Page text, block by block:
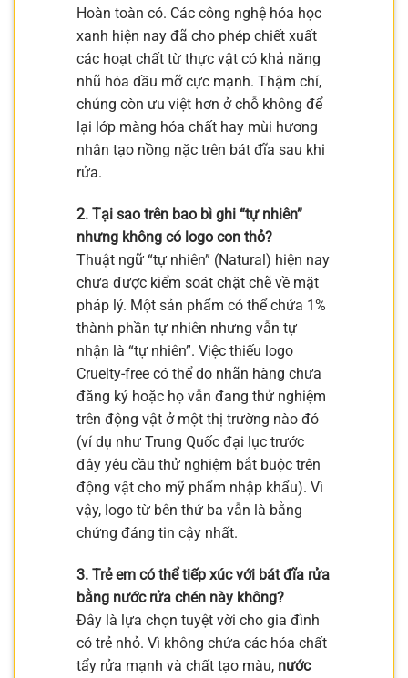
Hoàn toàn có. Các công nghệ hóa học
xanh hiện nay đã cho phép chiết xuất
các hoạt chất từ thực vật có khả năng
nhũ hóa dầu mỡ cực mạnh. Thậm chí,
chúng còn ưu việt hơn ở chỗ không để
lại lớp màng hóa chất hay mùi hương
nhân tạo nồng nặc trên bát đĩa sau khi
rửa.
2. Tại sao trên bao bì ghi “tự nhiên”
nhưng không có logo con thỏ?
Thuật ngữ “tự nhiên” (Natural) hiện nay
chưa được kiểm soát chặt chẽ về mặt
pháp lý. Một sản phẩm có thể chứa 1%
thành phần tự nhiên nhưng vẫn tự
nhận là “tự nhiên”. Việc thiếu logo
Cruelty-free có thể do nhãn hàng chưa
đăng ký hoặc họ vẫn đang thử nghiệm
trên động vật ở một thị trường nào đó
(ví dụ như Trung Quốc đại lục trước
đây yêu cầu thử nghiệm bắt buộc trên
động vật cho mỹ phẩm nhập khẩu). Vì
vậy, logo từ bên thứ ba vẫn là bằng
chứng đáng tin cậy nhất.
3. Trẻ em có thể tiếp xúc với bát đĩa rửa
bằng nước rửa chén này không?
Đây là lựa chọn tuyệt vời cho gia đình
có trẻ nhỏ. Vì không chứa các hóa chất
tẩy rửa mạnh và chất tạo màu, nước